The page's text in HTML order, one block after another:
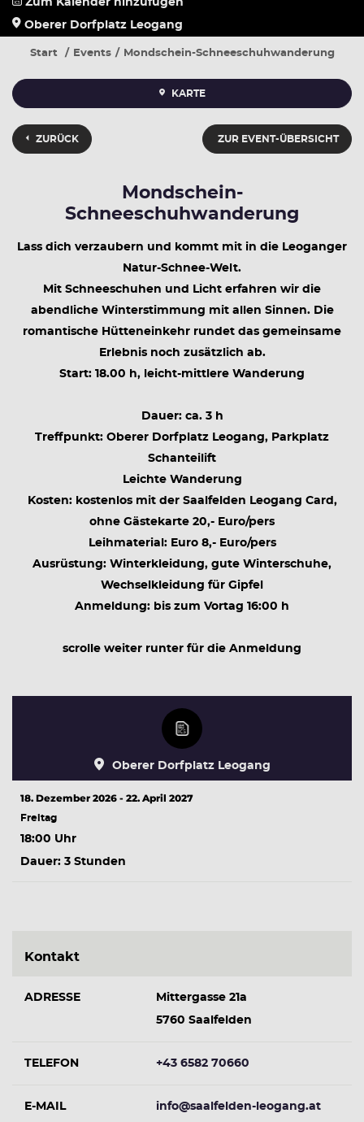
Zum Kalender hinzufügen
Oberer Dorfplatz Leogang
Start Events Mondschein-Schneeschuhwanderung
KARTE
ZURÜCK ZUR EVENT-ÜBERSICHT
Mondschein-
Schneeschuhwanderung
Lass dich verzaubern und kommt mit in die Leoganger
Natur-Schnee-Welt.
Mit Schneeschuhen und Licht erfahren wir die
abendliche Winterstimmung mit allen Sinnen. Die
romantische Hütteneinkehr rundet das gemeinsame
Erlebnis noch zusätzlich ab.
Start: 18.00 h, leicht-mittlere Wanderung
Dauer: ca. 3 h
Treffpunkt: Oberer Dorfplatz Leogang, Parkplatz
Schanteilift
Leichte Wanderung
Kosten: kostenlos mit der Saalfelden Leogang Card,
ohne Gästekarte 20,- Euro/pers
Leihmaterial: Euro 8,- Euro/pers
Ausrüstung: Winterkleidung, gute Winterschuhe,
Wechselkleidung für Gipfel
Anmeldung: bis zum Vortag 16:00 h
scrolle weiter runter für die Anmeldung
Oberer Dorfplatz Leogang
18. Dezember 2026 - 22. April 2027
Freitag
18:00 Uhr
Dauer: 3 Stunden
Kontakt
ADRESSE
Mittergasse 21a
5760 Saalfelden
TELEFON +43 6582 70660
E-MAIL info@saalfelden-leogang.at